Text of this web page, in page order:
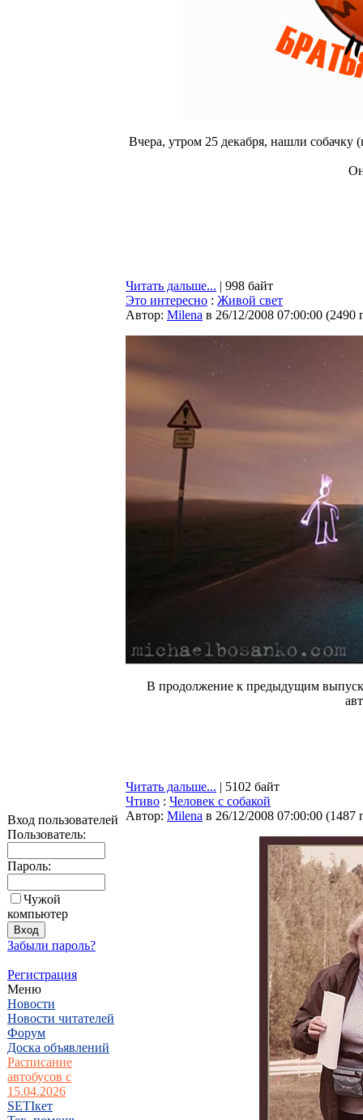
Вход пользователей
Пользователь:
Пароль:
Чужой
компьютер
Забыли пароль?
Регистрация
Меню
Новости
Новости читателей
Форум
Доска объявлений
Расписание
автобусов с
15.04.2026
SETIкет
Вчера, утром 25 декабря, нашли собачку
Читать дальше... | 998 байт
Это интересно : Живой свет
Автор: Milena в 26/12/2008 07:00:00 (2490
В продолжение к предыдущим
Читать дальше... | 5102 байт
Чтиво : Человек с собакой
Автор: Milena в 26/12/2008 07:00:00 (1487